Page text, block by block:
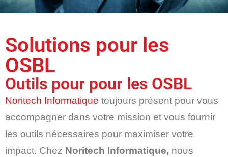
Solutions pour les
OSBL
Outils pour pour les OSBL
Noritech Informatique toujours présent pour vous
accompagner dans votre mission et vous fournir
les outils nécessaires pour maximiser votre
impact. Chez Noritech Informatique, nous